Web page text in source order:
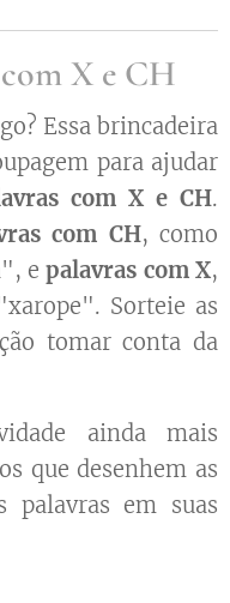
X e CH
Essa brincadeira
para ajudar
com X e CH.
com CH, como
epalavras com X,
Sorteie as
tomar conta da
ainda mais
que desenhem as
palavras em suas